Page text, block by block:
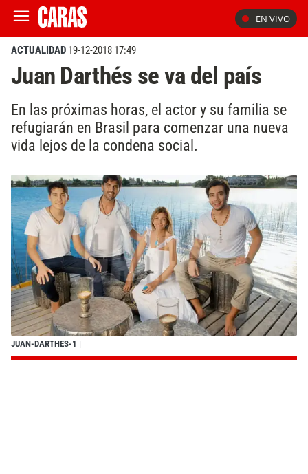
EN VIVO
ACTUALIDAD 19-12-2018 17:49
Juan Darthés se va del país
En las próximas horas, el actor y su familia se
refugiarán en Brasil para comenzar una nueva
vida lejos de la condena social.
JUAN-DARTHES-1 |